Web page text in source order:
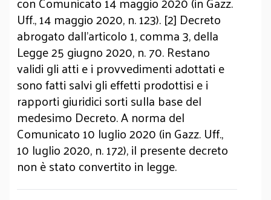
Uff., 14 maggio 2020, n. 123). [2] Decreto
abrogato dall'articolo 1, comma 3, della
Legge 25 giugno 2020, n. 70. Restano
validi gli atti e i provvedimenti adottati e
sono fatti salvi gli effetti prodottisi e i
rapporti giuridici sorti sulla base del
medesimo Decreto. A norma del
Comunicato 10 luglio 2020 (in Gazz. Uff.,
10 luglio 2020, n. 172), il presente decreto
non è stato convertito in legge.